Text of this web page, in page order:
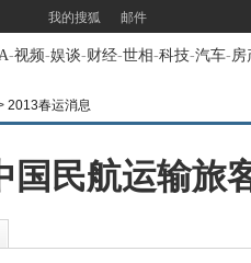
我的搜狐 邮件
-视频-娱谈-财经-世相-科技-汽车-房
2013春运消息
国民航运输旅